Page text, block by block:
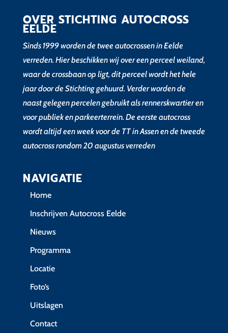
OVER STICHTING AUTOCROSS
EELDE
Sinds 1999 worden de twee autocrossen in Eelde
verreden. Hier beschikken wij over een perceel weiland,
waar de crossbaan op ligt, dit perceel wordt het hele
jaar door de Stichting gehuurd. Verder worden de
naast gelegen percelen gebruikt als rennerskwartier en
voor publiek en parkeerterrein. De eerste autocross
wordt altijd een week voor de TT in Assen en de tweede
autocross rondom 20 augustus verreden
NAVIGATIE
Home
Inschrijven Autocross Eelde
Nieuws
Programma
Locatie
Foto’s
Uitslagen
Contact